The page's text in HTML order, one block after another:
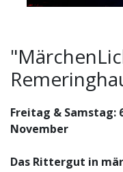
Freitag & Samstag:
November
Das Rittergut in